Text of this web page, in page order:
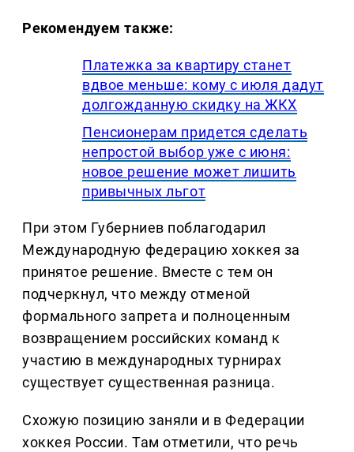
Рекомендуем также:
Платежка за квартиру станет
вдвое меньше: кому с июля дадут
долгожданную скидку на ЖКХ
Пенсионерам придется сделать
непростой выбор уже с июня:
новое решение может лишить
привычных льгот
При этом Губерниев поблагодарил
Международную федерацию хоккея за
принятое решение. Вместе с тем он
подчеркнул, что между отменой
формального запрета и полноценным
возвращением российских команд к
участию в международных турнирах
существует существенная разница.
Схожую позицию заняли и в Федерации
хоккея России. Там отметили, что речь